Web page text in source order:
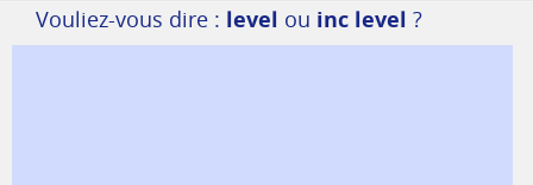
Vouliez-vous dire : level ou inc level ?